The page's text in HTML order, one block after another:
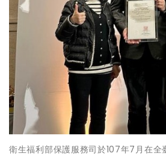
衛生福利部保護服務司於107年7月在全